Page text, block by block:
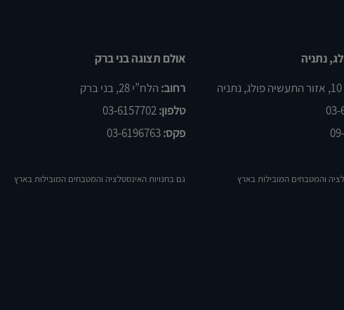
נתניה
03-
והמטבחים המובילות בארץ
אולם תצוגה בני ברק
רחוב: הלח”י 28, בני ברק
טלפון:03-6157702
פקס:
גם בחנויות האינסטלציה והמטבחים המובילות בארץ